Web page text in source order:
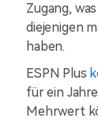
Zugang,
diejenigen
haben.
ESPN Plus
für ein
Mehrwert